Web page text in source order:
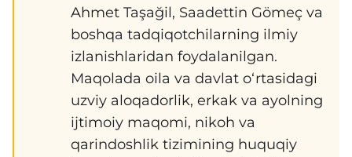
Ahmet Taşağil, Saadettin Gömeç va
boshqa tadqiqotchilarning ilmiy
izlanishlaridan foydalanilgan.
Maqolada oila va davlat o‘rtasidagi
uzviy aloqadorlik, erkak va ayolning
ijtimoiy maqomi, nikoh va
qarindoshlik tizimining huquqiy